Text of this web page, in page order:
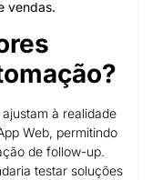
vendas.
à realidade
Web, permitindo
de follow-up.
testar soluções